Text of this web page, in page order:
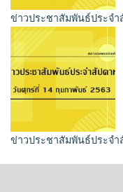
ข่าวประชาสัมพันธ์ประจ
ข่าวประชาสัมพันธ์ประจ